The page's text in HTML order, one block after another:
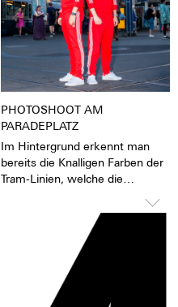
ab. Das verleiht der Uhr eine
extrem gute Lesbarkeit auch im
Dunklen.
PHOTOSHOOT AM
PARADEPLATZ
Im Hintergrund erkennt man
bereits die Knalligen Farben der
Tram-Linien, welche die
Date Kollektion legt.